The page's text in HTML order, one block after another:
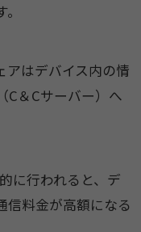
アはデバイス内の情
C＆Cサーバー）へ
に行われると、デ
信料金が高額になる